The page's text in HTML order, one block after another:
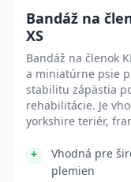
Bandáž na
XS
Bandáž na členok
a miniatúrne psie
stabilitu zápästia
rehabilitácie. Je
yorkshire teriér,
Vhodná pre
plemien